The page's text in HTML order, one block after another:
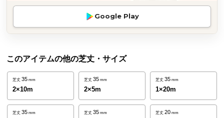
か
ら
Google Play
このアイテムの他の芝丈・サイズ
芝丈 35 mm
2×10m
芝丈 35 mm
2×5m
芝丈 35 mm
1×20m
芝丈 35 mm 芝丈 35 mm 芝丈 20 mm